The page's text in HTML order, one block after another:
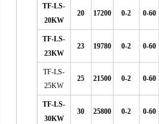
TF-LS-
20KW
20 17200 0-2 0-60
TF-LS-
23KW
23 19780 0-2 0-60
TF-LS-
25KW
25 21500 0-2 0-60
TF-LS-
30KW
30 25800 0-2 0-60